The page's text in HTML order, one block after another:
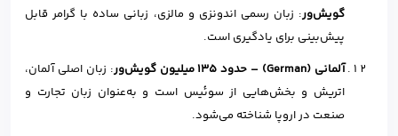
گویش‌ور: زبان رسمی اندونزی و مالزی، زبانی ساده با گرامر قابل
پیش‌بینی برای یادگیری است.
آلمانی (German
)
– حدود ۱۳۵میلیون گویش‌ور: زبان اصلی آلمان،
اتریش و بخش‌هایی از سوئیس است و به‌عنوان زبان تجارت و
صنعت در اروپا شناخته می‌شود.